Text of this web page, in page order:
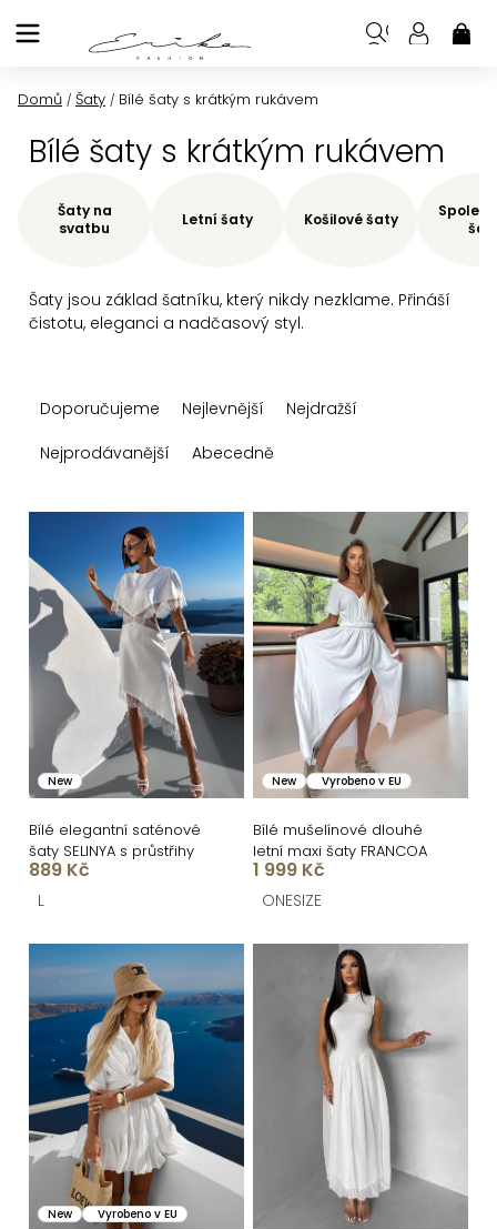
na
Domů / Šaty / Bílé šaty s krátkým rukávem
Bílé šaty s krátkým rukávem
Šaty jsou základ šatníku, který nikdy nezklame. Přináší
čistotu, eleganci a nadčasový styl.
Šaty na
svatbu
Letní šaty Košilové šaty
a
n
í
p
r
o
k
t
ů
Doporučujeme Nejlevnější
Nejdražší
Nejprodávanější
Abecedně
ý
p
i
s
o
d
u
k
ů
New
Bílé elegantní saténové
šaty SELINYA s průstřihy
889 Kč
L
New Vyrobeno v EU
Bílé mušelínové dlouhé
letní maxi šaty FRANCOA
1 999 Kč
ONESIZE
New Vyrobeno v EU